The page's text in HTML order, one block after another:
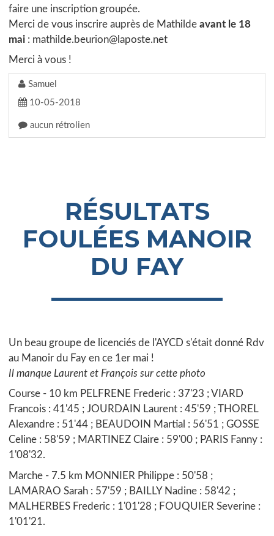
faire une inscription groupée.
Merci de vous inscrire auprès de Mathilde avant le 18
mai : mathilde.beurion@laposte.net
Merci à vous !
Samuel
10-05-2018
aucun rétrolien
RÉSULTATS
FOULÉES MANOIR
DU FAY
Un beau groupe de licenciés de l'AYCD s'était donné Rdv
au Manoir du Fay en ce 1er mai !
Il manque Laurent et François sur cette photo
Course - 10 km PELFRENE Frederic : 37'23 ; VIARD
Francois : 41'45 ; JOURDAIN Laurent : 45'59 ; THOREL
Alexandre : 51'44 ; BEAUDOIN Martial : 56'51 ; GOSSE
Celine : 58'59 ; MARTINEZ Claire : 59'00 ; PARIS Fanny :
1'08'32.
Marche - 7.5 km MONNIER Philippe : 50'58 ;
LAMARAO Sarah : 57'59 ; BAILLY Nadine : 58'42 ;
MALHERBES Frederic : 1'01'28 ; FOUQUIER Severine :
1'01'21.